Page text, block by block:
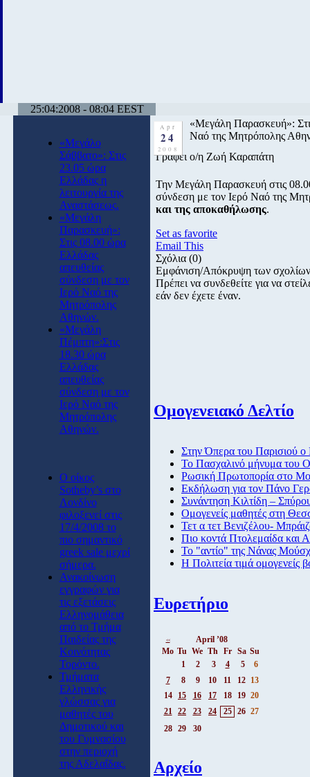
25:04:2008 - 08:04 EEST
«Μεγάλο
Σάββατο»: Στις
23.05 ώρα
Ελλάδας η
λειτουργία της
Αναστάσεως.
«Μεγάλη
Παρασκευή»:
Στις 08.00 ώρα
Ελλάδας
απευθείας
σύνδεση με τον
Ιερό Ναό της
Μητρόπολης
Αθηνών.
«Μεγάλη
Πέμπτη»:Στις
18.30 ώρα
Ελλάδας
απευθείας
σύνδεση με τον
Ιερό Ναό της
Μητρόπολης
Αθηνών.
O οίκος
Sotheby’s στο
Λονδίνο
φιλοξενεί στις
17/4/2008 το
πιο σημαντικό
greek sale μεχρί
σήμερα.
Ανακοίνωση
εγγραφών για
τις εξετάσεις
Ελληνομάθεια
από το Τμήμα
Παιδείας της
Κοινότητας
Τορόντο.
Τμήματα
Ελληνικής
γλώσσας για
μαθητές του
Δημοτικού και
του Γυμνασίου
στην περιοχή
της Αδελαΐδας.
Apr
24
2008
«Μεγάλη Παρασκευή»:
Ναό της Μητρόπολης
Γράφει ο/η Ζωή Καραπάτη
Την Μεγάλη Παρασκευή στις
σύνδεση με τον Ιερό Ναό της
και της αποκαθήλωσης.
Set as favorite
Email This
Σχόλια (0)
Εμφάνιση/Απόκρυψη των σχολίων
Πρέπει να συνδεθείτε για να
εάν δεν έχετε έναν.
Ομογενειακό Δελτίο
Στην Όπερα του Παρισιού ο
Το Πασχαλινό μήνυμα του
Ρωσική Πρωτοπορία στο
Εκδήλωση για τον Πάνο
Συνάντηση Κιλτίδη –
Ομογενείς μαθητές στη
Τετ α τετ Βενιζέλου-
Πιο κοντά Πτολεμαίδα και
Το "αντίο" της Νάνας
Η Πολιτεία τιμά ομογενείς
Ευρετήριο
<<
April ’08
Mo Tu We Th Fr Sa Su
1
2 3 4 5
6
7
8 9 10 11 12 13
14
15 16 17 18 19 20
21
22 23 24 25 26 27
28
29 30
Αρχείο